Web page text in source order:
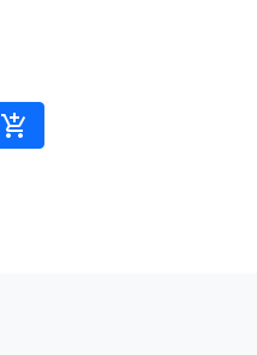

Adicionar ao carrinho